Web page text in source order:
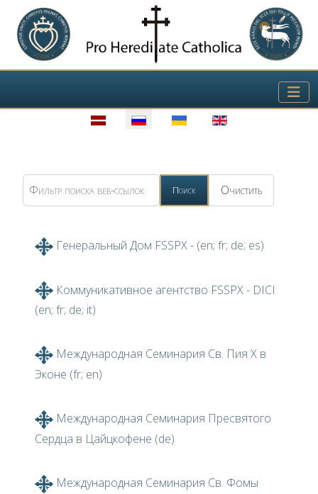
Выберите язык
Фильтр поиска веб-ссылок
Поиск Очистить
Генеральный Дом FSSPX - (en; fr; de; es)
Коммуникативное агентство FSSPX - DICI
(en; fr; de; it)
Международная Семинария Св. Пия X в
Эконе (fr; en)
Международная Семинария Пресвятого
Сердца в Цайцкофене (de)
Международная Семинария Св. Фомы